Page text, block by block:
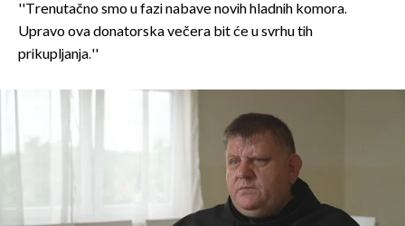
''Trenutačno smo u fazi nabave novih hladnih komora.
Upravo ova donatorska večera bit će u svrhu tih
prikupljanja.''